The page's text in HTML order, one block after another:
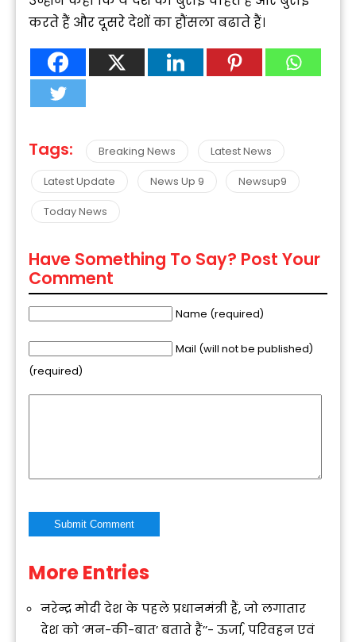
करते हैं और दूसरे देशों का हौंसला बढाते हैं।
Tags: Breaking News
Latest News
Latest Update
News Up 9
Newsup9
Today News
Have Something To Say? Post Your
Comment
Name (required)
Mail (will not be published)
(required)
Alternative:
More Entries
नरेन्द्र मोदी देश के पहले प्रधानमंत्री हैं, जो लगातार
देश को ‘मन-की-बात’ बताते हैं’’- ऊर्जा, परिवहन एवं